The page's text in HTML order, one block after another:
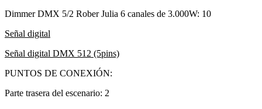
Dimmer DMX 5/2 Rober Julia 6 canales de 3.000W: 10
Señal digital
Señal digital DMX 512 (5pins)
PUNTOS DE CONEXIÓN:
Parte trasera del escenario: 2